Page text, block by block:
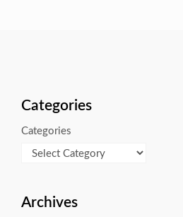
Categories
Categories
Archives